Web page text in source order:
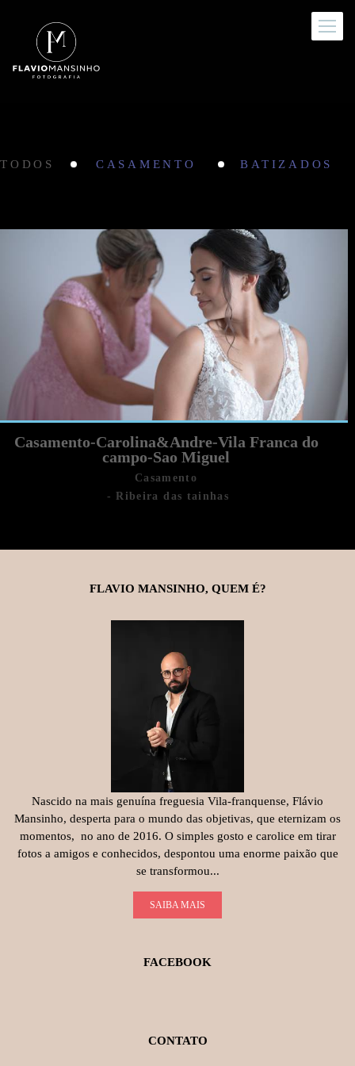
TODOS CASAMENTO BATIZADOS
Casamento-Carolina&Andre-Vila Franca do
campo-Sao Miguel
Casamento
Ribeira das tainhas
FLAVIO MANSINHO, QUEM É?
Nascido na mais genuína freguesia Vila-franquense, Flávio
Mansinho, desperta para o mundo das objetivas, que eternizam os
momentos, no ano de 2016. O simples gosto e carolice em tirar
fotos a amigos e conhecidos, despontou uma enorme paixão que
se transformou...
SAIBA MAIS
FACEBOOK
CONTATO